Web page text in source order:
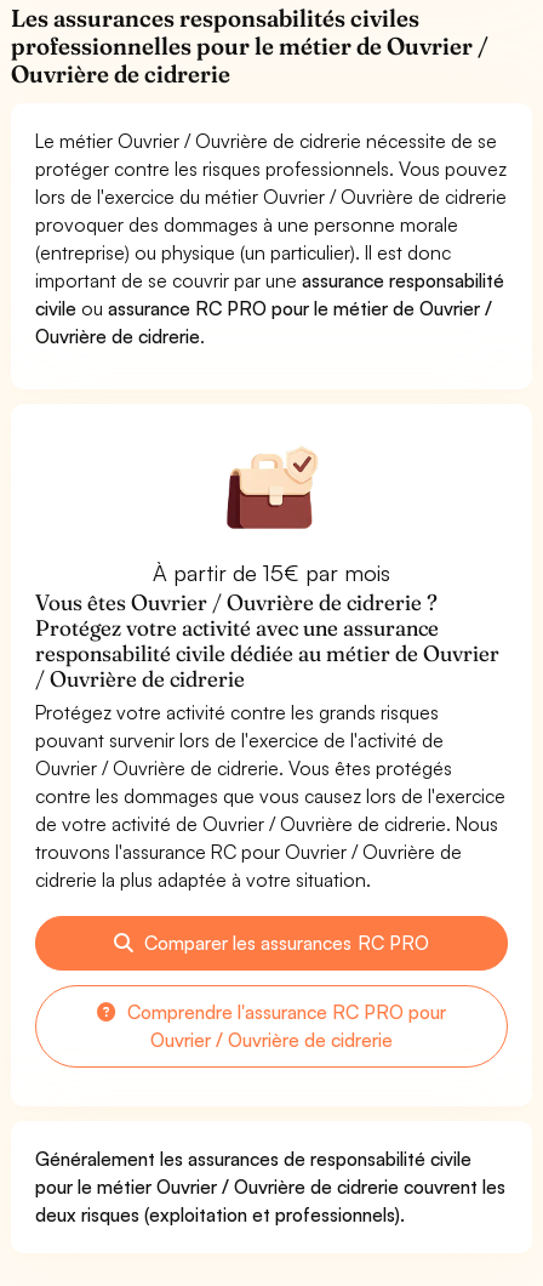
Les assurances responsabilités civiles
professionnelles pour le métier de Ouvrier /
Ouvrière de cidrerie
Le métier Ouvrier / Ouvrière de cidrerie nécessite de se
protéger contre les risques professionnels. Vous pouvez
lors de l'exercice du métier Ouvrier / Ouvrière de cidrerie
provoquer des dommages à une personne morale
(entreprise) ou physique (un particulier). Il est donc
important de se couvrir par uneassurance responsabilité
civile ouassurance RC PRO pour le métier de Ouvrier /
Ouvrière de cidrerie.
À partir de 15€ par mois
Vous êtes Ouvrier / Ouvrière de cidrerie ?
Protégez votre activité avec une assurance
responsabilité civile dédiée au métier de Ouvrier
/ Ouvrière de cidrerie
Protégez votre activité contre les grands risques
pouvant survenir lors de l'exercice de l'activité de
Ouvrier / Ouvrière de cidrerie. Vous êtes protégés
contre les dommages que vous causez lors de l'exercice
de votre activité de Ouvrier / Ouvrière de cidrerie. Nous
trouvons l'assurance RC pour Ouvrier / Ouvrière de
cidrerie la plus adaptée à votre situation.
Comparer les assurances RC PRO
Comprendre l'assurance RC PRO pour
Ouvrier / Ouvrière de cidrerie
Généralement les assurances de responsabilité civile
pour le métier Ouvrier / Ouvrière de cidrerie couvrent les
deux risques (exploitation et professionnels).